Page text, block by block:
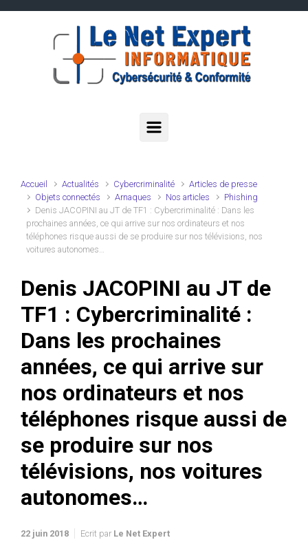
Accueil Actualités Cybercriminalité
Articles de presse
Objets connectés
Arnaques Nos articles
Phishing
Denis JACOPINI au JT de TF1 : Cybercriminalité : Dans les
prochaines années, ce qui arrive sur nos ordinateurs et nos
téléphones risque aussi de se produire sur nos télévisions, nos
voitures autonomes…
Denis JACOPINI au JT de
TF1 : Cybercriminalité :
Dans les prochaines
années, ce qui arrive sur
nos ordinateurs et nos
téléphones risque aussi de
se produire sur nos
télévisions, nos voitures
autonomes…
22 juin 2018 Ecrit par Le Net Expert